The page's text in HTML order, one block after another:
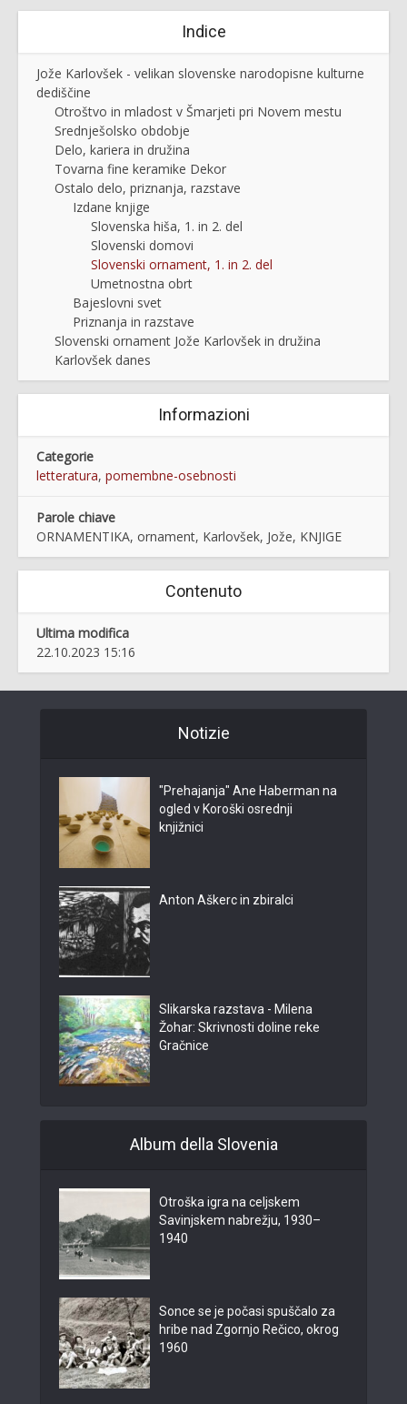
Indice
Jože Karlovšek - velikan slovenske narodopisne kulturne
dediščine
Otroštvo in mladost v Šmarjeti pri Novem mestu
Srednješolsko obdobje
Delo, kariera in družina
Tovarna fine keramike Dekor
Ostalo delo, priznanja, razstave
Izdane knjige
Slovenska hiša, 1. in 2. del
Slovenski domovi
Slovenski ornament, 1. in 2. del
Umetnostna obrt
Bajeslovni svet
Priznanja in razstave
Slovenski ornament Jože Karlovšek in družina
Karlovšek danes
Informazioni
Categorie
letteratura, pomembne-osebnosti
Parole chiave
ORNAMENTIKA, ornament, Karlovšek, Jože, KNJIGE
Contenuto
Ultima modifica
22.10.2023 15:16
Notizie
"Prehajanja" Ane Haberman na
ogled v Koroški osrednji
knjižnici
Anton Aškerc in zbiralci
Slikarska razstava - Milena
Žohar: Skrivnosti doline reke
Gračnice
Album della Slovenia
Otroška igra na celjskem
Savinjskem nabrežju, 1930–
1940
Sonce se je počasi spuščalo za
hribe nad Zgornjo Rečico, okrog
1960